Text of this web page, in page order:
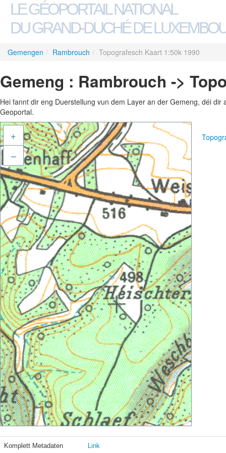
LE GÉOPORTAIL NATIONAL
DU GRAND-DUCHÉ DE
Gemengen / Rambrouch / Topografesch Kaart 1:50k 1990
Gemeng : Rambrouch ->
Hei fannt dir eng Duerstellung vun dem Layer an der Gemeng, déi
Geoportal.
+
–
Komplett Metadaten Link